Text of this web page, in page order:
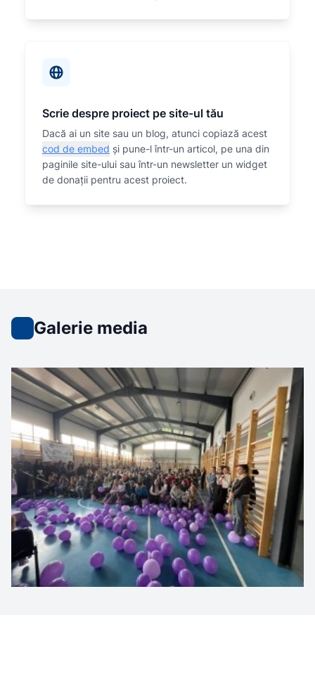
Scrie despre proiect pe site-ul tău
Dacă ai un site sau un blog, atunci copiază acest
cod de embed și pune-l într-un articol, pe una din
paginile site-ului sau într-un newsletter un widget
de donații pentru acest proiect.
Galerie media